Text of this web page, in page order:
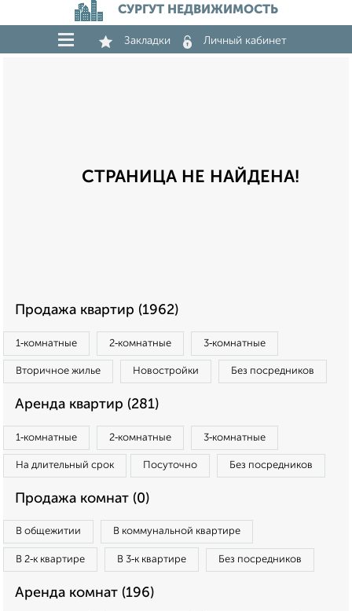
СУРГУТ НЕДВИЖИМОСТЬ
Закладки Личный кабинет
СТРАНИЦА НЕ НАЙДЕНА!
Продажа квартир (1962)
1‑комнатные 2‑комнатные 3‑комнатные
Вторичное жилье Новостройки Без посредников
Аренда квартир (281)
1‑комнатные 2‑комнатные 3‑комнатные
На длительный срок Посуточно Без посредников
Продажа комнат (0)
В общежитии В коммунальной квартире
В 2‑к квартире В 3‑к квартире Без посредников
Аренда комнат (196)